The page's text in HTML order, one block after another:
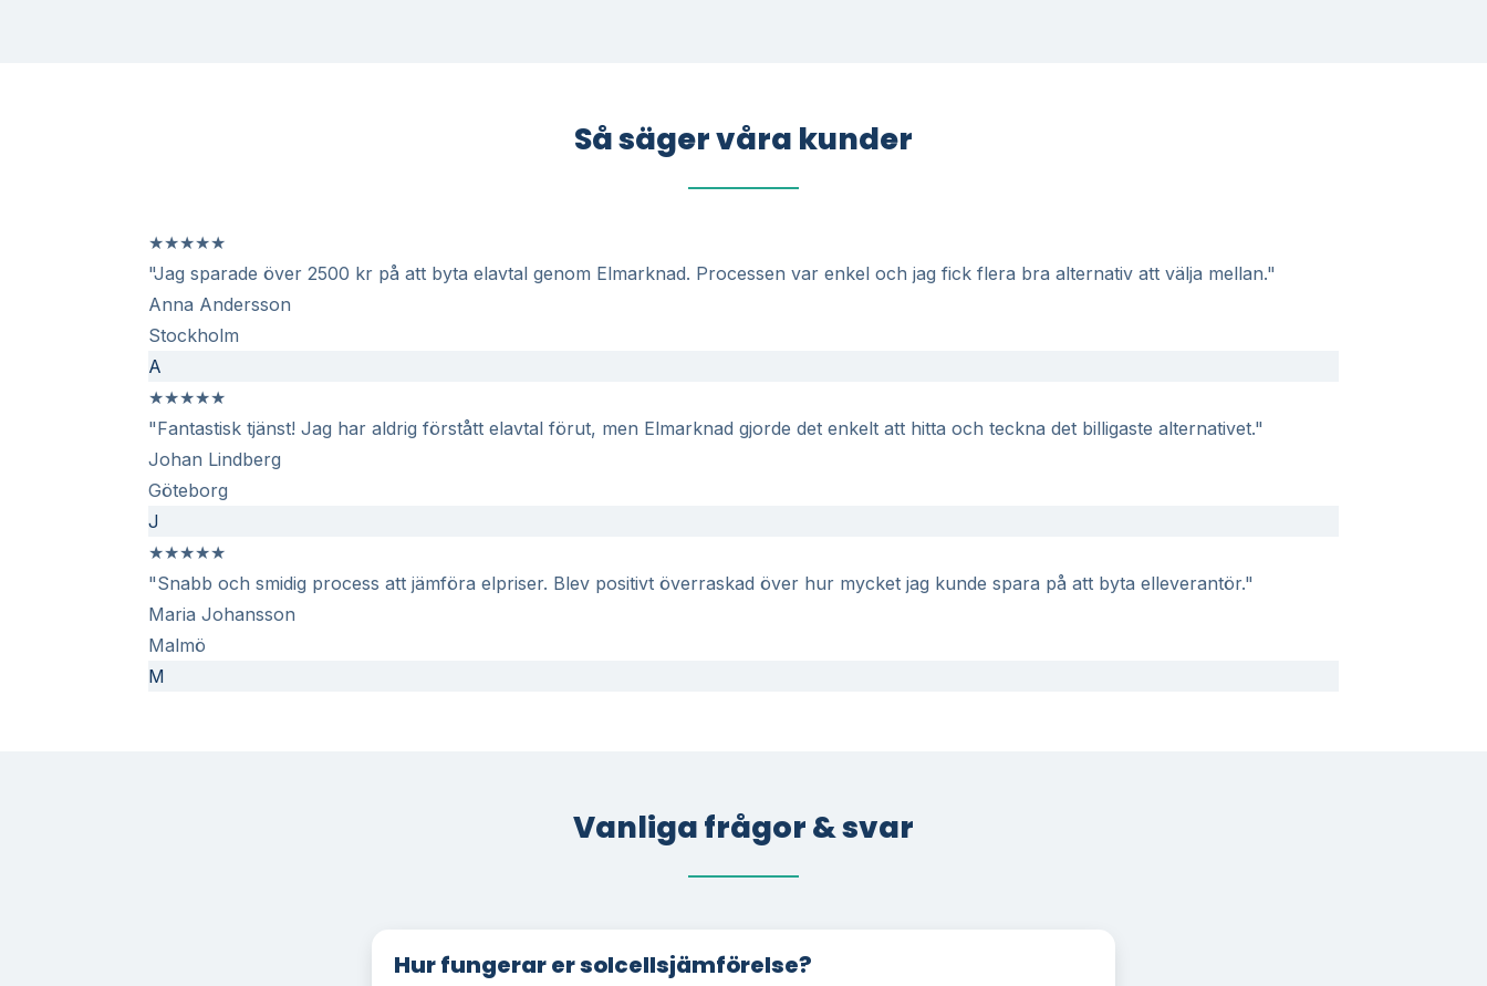
Så säger våra kunder
★★★★★
"Jag sparade över 2500 kr på att byta elavtal genom Elmarknad. Processen var enkel och jag fick flera bra alternativ att välja mellan."
Anna Andersson
Stockholm
A
★★★★★
"Fantastisk tjänst! Jag har aldrig förstått elavtal förut, men Elmarknad gjorde det enkelt att hitta och teckna det billigaste alternativet."
Johan Lindberg
Göteborg
J
★★★★★
"Snabb och smidig process att jämföra elpriser. Blev positivt överraskad över hur mycket jag kunde spara på att byta elleverantör."
Maria Johansson
Malmö
M
Vanliga frågor & svar
Hur fungerar er solcellsjämförelse?